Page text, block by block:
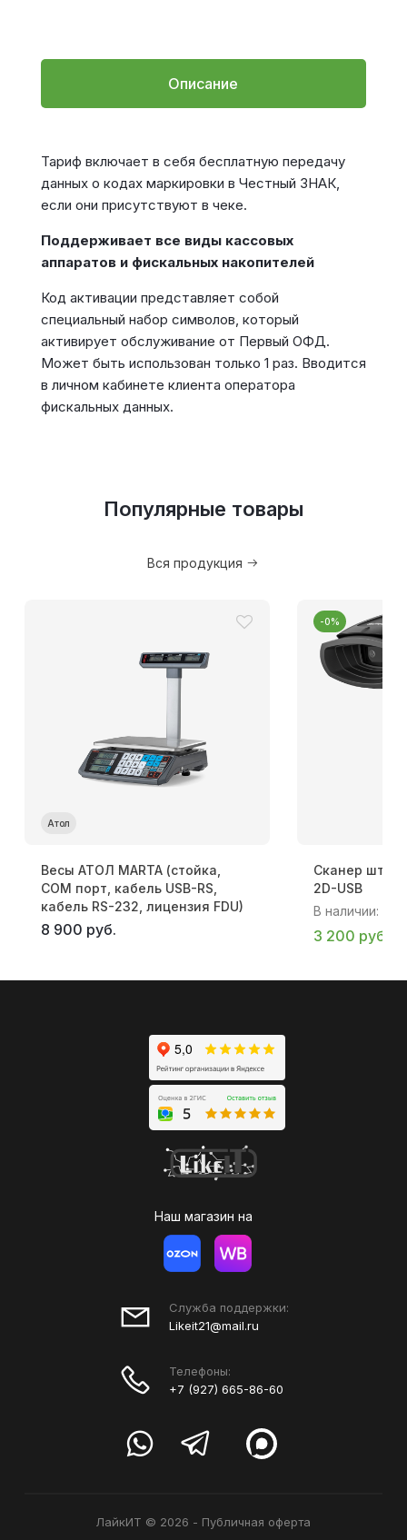
Описание
Тариф включает в себя бесплатную передачу
данных о кодах маркировки в Честный ЗНАК,
если они присутствуют в чеке.
Поддерживает все виды кассовых
аппаратов и фискальных накопителей
Код активации представляет собой
специальный набор символов, который
активирует обслуживание от Первый ОФД.
Может быть использован только 1 раз. Вводится
в личном кабинете клиента оператора
фискальных данных.
Популярные товары
Вся продукция
Атол
Весы АТОЛ MARTA (стойка,
СОМ порт, кабель USB-RS,
кабель RS-232, лицензия FDU)
8 900 руб.
-0%
Сканер
2D-USB
В наличии:
3 200 руб.
Наш магазин на
Служба поддержки:
Likeit21@mail.ru
Телефоны:
+7 (927) 665-86-60
ЛайкИТ © 2026 - Публичная оферта